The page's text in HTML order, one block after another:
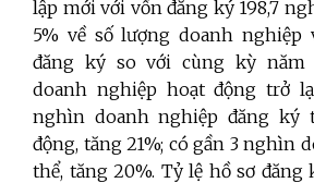
lập mới với vốn đăng ký 198,7
5% về số lượng doanh nghiệp
đăng ký so với cùng kỳ năm
doanh nghiệp hoạt động trở
nghìn doanh nghiệp đăng ký
động, tăng 21%; có gần 3 nghìn
thể, tăng 20%. Tỷ lệ hồ sơ